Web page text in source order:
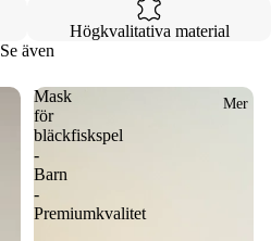
Mer
Högkvalitativa material
Se även
Mask
för
bläckfiskspel
-
Barn
-
Premiumkvalitet